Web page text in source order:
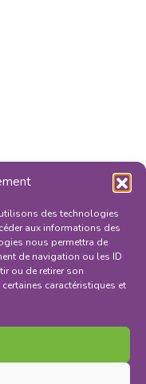
des technologies
aux informations des
nous permettra de
de navigation ou les ID
ou de retirer son
caractéristiques et